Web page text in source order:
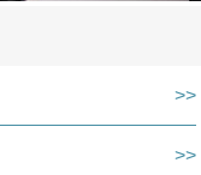
>>
>>